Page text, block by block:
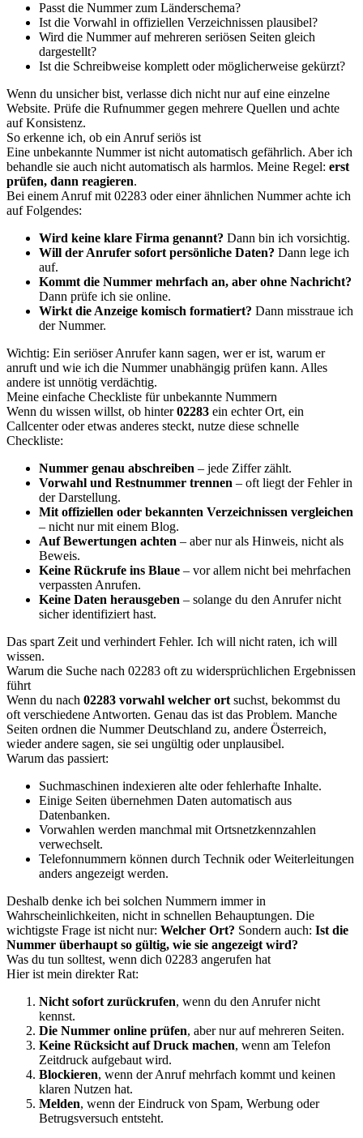
Passt die Nummer zum Länderschema?
Ist die Vorwahl in offiziellen Verzeichnissen plausibel?
Wird die Nummer auf mehreren seriösen Seiten gleich
dargestellt?
Ist die Schreibweise komplett oder möglicherweise gekürzt?
Wenn du unsicher bist, verlasse dich nicht nur auf eine einzelne
Website. Prüfe die Rufnummer gegen mehrere Quellen und achte
auf Konsistenz.
So erkenne ich, ob ein Anruf seriös ist
Eine unbekannte Nummer ist nicht automatisch gefährlich. Aber ich
behandle sie auch nicht automatisch als harmlos. Meine Regel: erst
prüfen, dann reagieren.
Bei einem Anruf mit 02283 oder einer ähnlichen Nummer achte ich
auf Folgendes:
Wird keine klare Firma genannt? Dann bin ich vorsichtig.
Will der Anrufer sofort persönliche Daten? Dann lege ich
auf.
Kommt die Nummer mehrfach an, aber ohne Nachricht?
Dann prüfe ich sie online.
Wirkt die Anzeige komisch formatiert? Dann misstraue ich
der Nummer.
Wichtig: Ein seriöser Anrufer kann sagen, wer er ist, warum er
anruft und wie ich die Nummer unabhängig prüfen kann. Alles
andere ist unnötig verdächtig.
Meine einfache Checkliste für unbekannte Nummern
Wenn du wissen willst, ob hinter02283 ein echter Ort, ein
Callcenter oder etwas anderes steckt, nutze diese schnelle
Checkliste:
Nummer genau abschreiben – jede Ziffer zählt.
Vorwahl und Restnummer trennen – oft liegt der Fehler in
der Darstellung.
Mit offiziellen oder bekannten Verzeichnissen vergleichen
– nicht nur mit einem Blog.
Auf Bewertungen achten – aber nur als Hinweis, nicht als
Beweis.
Keine Rückrufe ins Blaue – vor allem nicht bei mehrfachen
verpassten Anrufen.
Keine Daten herausgeben – solange du den Anrufer nicht
sicher identifiziert hast.
Das spart Zeit und verhindert Fehler. Ich will nicht raten, ich will
wissen.
Warum die Suche nach 02283 oft zu widersprüchlichen Ergebnissen
führt
Wenn du nach 02283 vorwahl welcher ort suchst, bekommst du
oft verschiedene Antworten. Genau das ist das Problem. Manche
Seiten ordnen die Nummer Deutschland zu, andere Österreich,
wieder andere sagen, sie sei ungültig oder unplausibel.
Warum das passiert:
Suchmaschinen indexieren alte oder fehlerhafte Inhalte.
Einige Seiten übernehmen Daten automatisch aus
Datenbanken.
Vorwahlen werden manchmal mit Ortsnetzkennzahlen
verwechselt.
Telefonnummern können durch Technik oder Weiterleitungen
anders angezeigt werden.
Deshalb denke ich bei solchen Nummern immer in
Wahrscheinlichkeiten, nicht in schnellen Behauptungen. Die
wichtigste Frage ist nicht nur: Welcher Ort? Sondern auch: Ist die
Nummer überhaupt so gültig, wie sie angezeigt wird?
Was du tun solltest, wenn dich 02283 angerufen hat
Hier ist mein direkter Rat:
Nicht sofort zurückrufen, wenn du den Anrufer nicht
kennst.
Die Nummer online prüfen, aber nur auf mehreren Seiten.
Keine Rücksicht auf Druck machen, wenn am Telefon
Zeitdruck aufgebaut wird.
Blockieren, wenn der Anruf mehrfach kommt und keinen
klaren Nutzen hat.
Melden, wenn der Eindruck von Spam, Werbung oder
Betrugsversuch entsteht.